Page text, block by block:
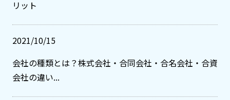
リット
2021/10/15
会社の種類とは？株式会社・合同会社・合名会社・合資
会社の違い...